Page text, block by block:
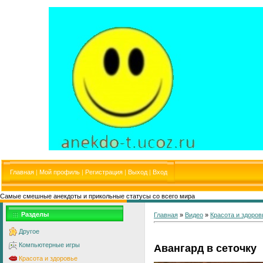
Главная | Мой профиль | Регистрация | Выход | Вход
Самые смешные анекдоты и прикольные статусы со всего мира
Разделы
Другое
Компьютерные игры
Красота и здоровье
Главная » Видео » Красота и
Авангард в сеточку